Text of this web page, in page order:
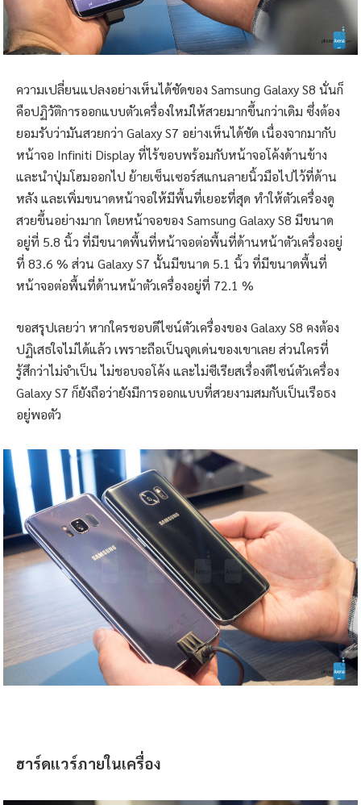
ความเปลี่ยนแปลงอย่างเห็นได้ชัดของ Samsung Galaxy S8 นั่นก็
คือปฏิวัติการออกแบบตัวเครื่องใหม่ให้สวยมากขึ้นกว่าเดิม ซึ่งต้อง
ยอมรับว่ามันสวยกว่า Galaxy S7 อย่างเห็นได้ชัด เนื่องจากมากับ
หน้าจอ Infiniti Display ที่ไร้ขอบพร้อมกับหน้าจอโค้งด้านข้าง
และนำปุ่มโฮมออกไป ย้ายเซ็นเซอร์สแกนลายนิ้วมือไปไว้ที่ด้าน
หลัง และเพิ่มขนาดหน้าจอให้มีพื้นที่เยอะที่สุด ทำให้ตัวเครื่องดู
สวยขึ้นอย่างมาก โดยหน้าจอของ Samsung Galaxy S8 มีขนาด
อยู่ที่ 5.8 นิ้ว ที่มีขนาดพื้นที่หน้าจอต่อพื้นที่ด้านหน้าตัวเครื่องอยู่
ที่ 83.6 % ส่วน Galaxy S7 นั้นมีขนาด 5.1 นิ้ว ที่มีขนาดพื้นที่
หน้าจอต่อพื้นที่ด้านหน้าตัวเครื่องอยู่ที่ 72.1 %
ขอสรุปเลยว่า หากใครชอบดีไซน์ตัวเครื่องของ Galaxy S8 คงต้อง
ปฏิเสธใจไม่ได้แล้ว เพราะถือเป็นจุดเด่นของเขาเลย ส่วนใครที่
รู้สึกว่าไม่จำเป็น ไม่ชอบจอโค้ง และไม่ซีเรียสเรื่องดีไซน์ตัวเครื่อง
Galaxy S7 ก็ยังถือว่ายังมีการออกแบบที่สวยงามสมกับเป็นเรือธง
อยู่พอตัว
ฮาร์ดแวร์ภายในเครื่อง